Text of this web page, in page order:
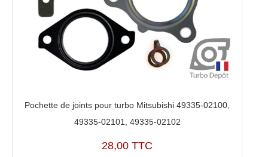
Pochette de joints pour turbo Mitsubishi 49335-02100,
49335-02101, 49335-02102
28,00 TTC